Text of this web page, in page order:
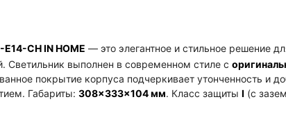
CH IN HOME — это элегантное и стильное решение
Светильник выполнен в современном стиле с
покрытие корпуса подчеркивает утонченность и
Габариты: 308×333×104 мм. Класс защиты I (с